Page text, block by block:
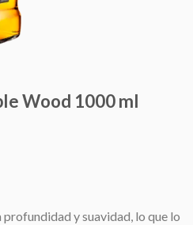
Wood 1000 ml
y suavidad, lo que lo